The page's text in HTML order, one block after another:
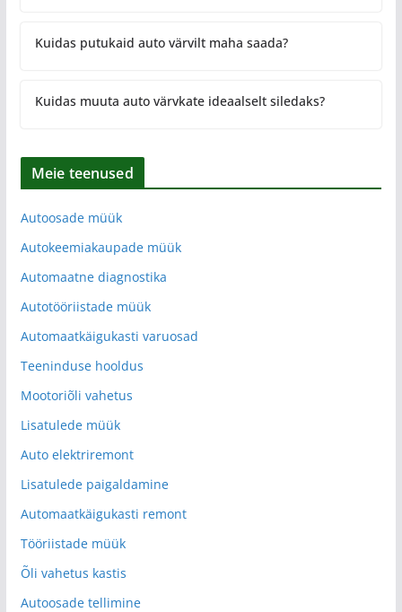
Kuidas putukaid auto värvilt maha saada?
Kuidas muuta auto värvkate ideaalselt siledaks?
Meie teenused
Autoosade müük
Autokeemiakaupade müük
Automaatne diagnostika
Autotööriistade müük
Automaatkäigukasti varuosad
Teeninduse hooldus
Mootoriõli vahetus
Lisatulede müük
Auto elektriremont
Lisatulede paigaldamine
Automaatkäigukasti remont
Tööriistade müük
Õli vahetus kastis
Autoosade tellimine